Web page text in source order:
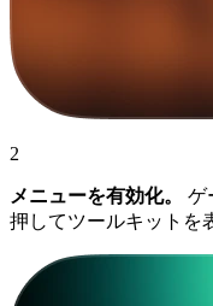
2
メニューを有効化。
ゲ
押してツールキットを